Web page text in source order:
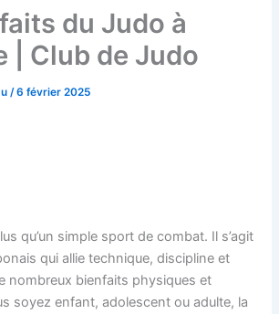
du Judo à
| Club de Judo
/6 février 2025
qu’un simple sport de combat. Il s’agit
qui allie technique, discipline et
nombreux bienfaits physiques et
soyez enfant, adolescent ou adulte, la